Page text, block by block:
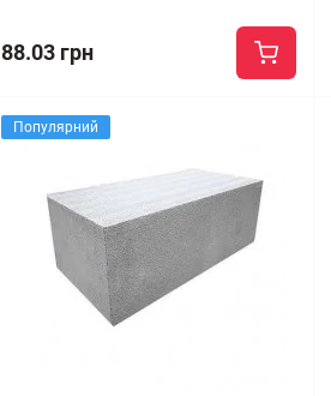
88.03 грн
Популярний